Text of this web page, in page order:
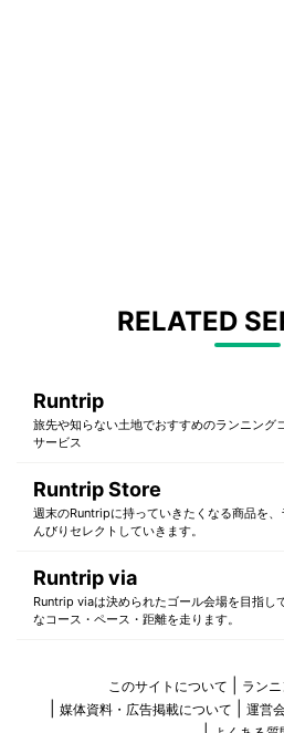
RELATED
Runtrip
旅先や知らない土地でおすすめのランニング
サービス
Runtrip Store
週末のRuntripに持っていきたくなる商品を
んびりセレクトしていきます。
Runtrip via
Runtrip viaは決められたゴール会場を目指し
なコース・ペース・距離を走ります。
このサイトについて
ラン
媒体資料・広告掲載について
運営